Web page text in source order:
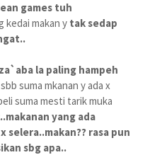
games tuh
kedai makan y tak sedap
la paling hampeh
suma mkanan y ada x
suma mesti tarik muka
yang ada
selera..makan?? rasa pun
sbg apa..